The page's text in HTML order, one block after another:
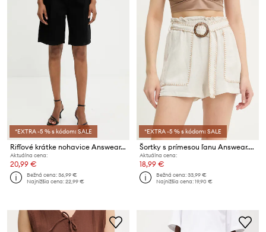
*EXTRA -5 % s kódom: SALE
Rifľové krátke nohavice Answear.LAB
Aktuálna cena:
20,99 €
Bežná cena:36,99 €
Najnižšia cena:22,99 €
*EXTRA -5 % s kódom: SALE
Šortky s prímesou ľanu Answear.LAB
Aktuálna cena:
18,99 €
Bežná cena:33,99 €
Najnižšia cena:19,90 €